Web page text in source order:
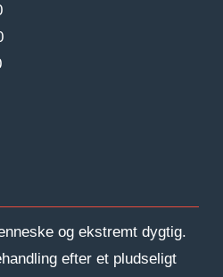
og ekstremt dygtig.
efter et pludseligt